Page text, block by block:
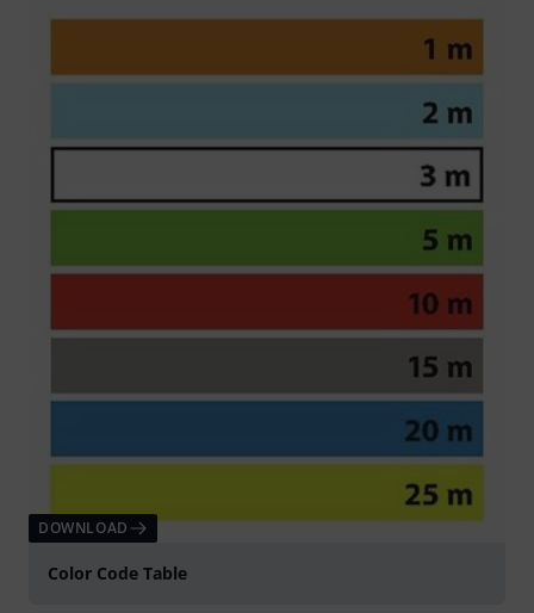
DOWNLOAD
Color Code Table